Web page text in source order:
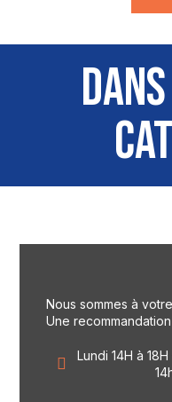
Nous sommes à
Une recommandation
Lundi 14H à